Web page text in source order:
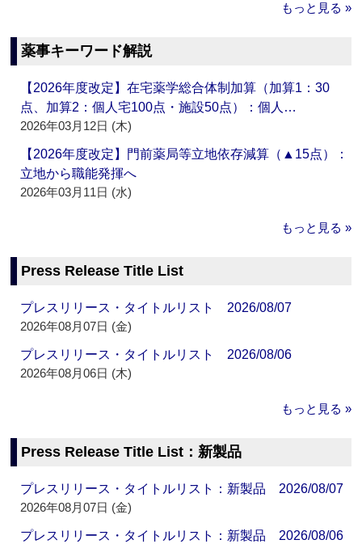
もっと見る »
薬事キーワード解説
【2026年度改定】在宅薬学総合体制加算（加算1：30
点、加算2：個人宅100点・施設50点）：個人…
2026年03月12日 (木)
【2026年度改定】門前薬局等立地依存減算（▲15点）：
立地から職能発揮へ
2026年03月11日 (水)
もっと見る »
Press Release Title List
プレスリリース・タイトルリスト 2026/08/07
2026年08月07日 (金)
プレスリリース・タイトルリスト 2026/08/06
2026年08月06日 (木)
もっと見る »
Press Release Title List：新製品
プレスリリース・タイトルリスト：新製品 2026/08/07
2026年08月07日 (金)
プレスリリース・タイトルリスト：新製品 2026/08/06